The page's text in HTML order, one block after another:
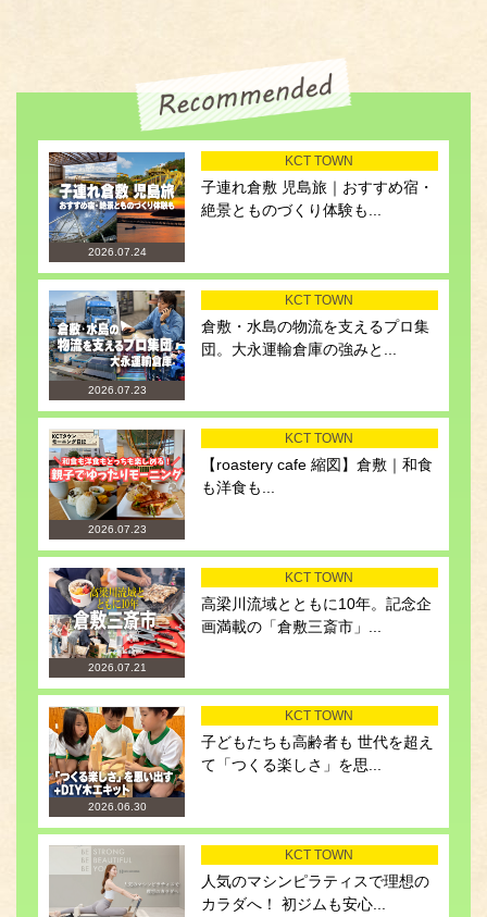
2026.07.24
KCT TOWN
子連れ倉敷 児島旅｜おすすめ宿・
絶景とものづくり体験も...
2026.07.23
KCT TOWN
倉敷・水島の物流を支えるプロ集
団。大永運輸倉庫の強みと...
2026.07.23
KCT TOWN
【roastery cafe 縮図】倉敷｜和食
も洋食も...
2026.07.21
KCT TOWN
高梁川流域とともに10年。記念企
画満載の「倉敷三斎市」...
2026.06.30
KCT TOWN
子どもたちも高齢者も 世代を超え
て「つくる楽しさ」を思...
KCT TOWN
人気のマシンピラティスで理想の
カラダへ！ 初ジムも安心...